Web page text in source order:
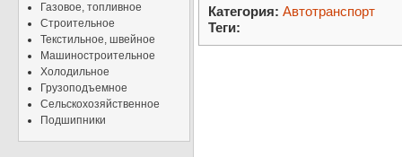
Газовое, топливное
Строительное
Текстильное, швейное
Машиностроительное
Холодильное
Грузоподъемное
Сельскохозяйственное
Подшипники
Категория: Автотранспорт
Теги: